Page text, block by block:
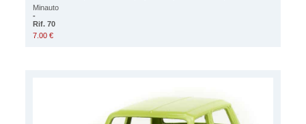
Minauto
-
Rif. 70
7.00 €